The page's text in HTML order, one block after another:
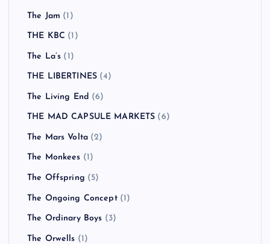
The Jam (1)
THE KBC (1)
The La’s (1)
THE LIBERTINES (4)
The Living End (6)
THE MAD CAPSULE MARKETS (6)
The Mars Volta (2)
The Monkees (1)
The Offspring (5)
The Ongoing Concept(1)
The Ordinary Boys (3)
The Orwells (1)